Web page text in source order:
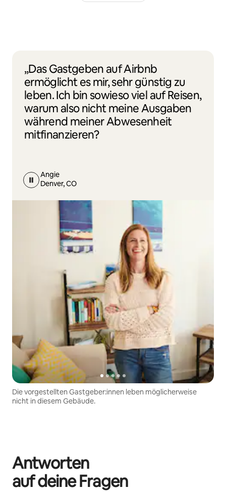
„Das Gastgeben auf Airbnb
ermöglicht es mir, sehr günstig zu
leben. Ich bin sowieso viel auf Reisen,
warum also nicht meine Ausgaben
während meiner Abwesenheit
mitfinanzieren?
Angie
Denver, CO
Die vorgestellten Gastgeber:innen leben möglicherweise
nicht in diesem Gebäude.
Antworten
auf deine Fragen